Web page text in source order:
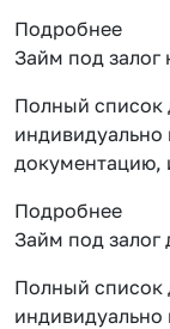
Подробнее
Займ под
Полный список
документацию,
Подробнее
Займ под залог
Полный список